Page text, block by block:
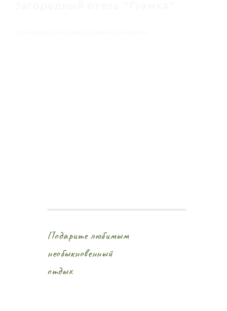
Подарите любимым
необыкновенный
отдых